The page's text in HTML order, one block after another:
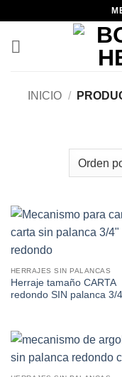
content
INICIO /
HERRAJES SIN PALANCAS
Herraje tamaño CARTA
redondo SIN palanca 3/